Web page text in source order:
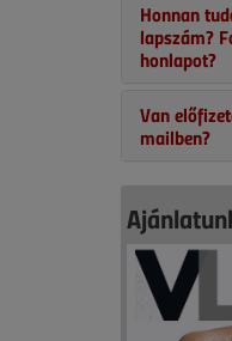
Honnan
lapszám?
honlapot?
Van
mailben?